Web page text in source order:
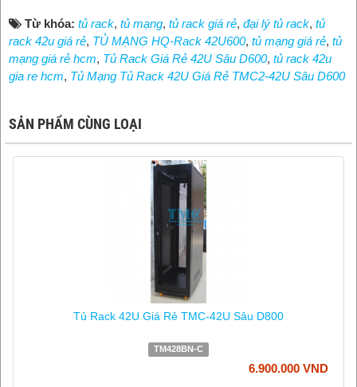
Từ khóa: tủ rack, tủ mạng, tủ rack giá rẻ, đại lý tủ rack, tủ
rack 42u giá rẻ, TỦ MẠNG HQ-Rack 42U600, tủ mạng giá rẻ, tủ
mạng giá rẻ hcm, Tủ Rack Giá Rẻ 42U Sâu D600, tủ rack 42u
gia re hcm, Tủ Mạng Tủ Rack 42U Giá Rẻ TMC2-42U Sâu D600
SẢN PHẨM CÙNG LOẠI
Tủ Rack 42U Giá Rẻ TMC-42U Sâu D800
TM428BN-C
6.900.000 VND